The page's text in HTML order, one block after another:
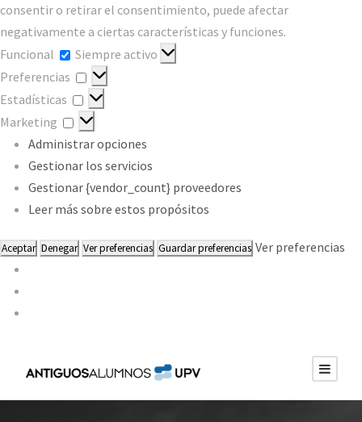
consentir o retirar el consentimiento, puede afectar
negativamente a ciertas características y funciones.
Funcional
Funcional
Siempre activo
Preferencias
Preferencias
Estadísticas
Estadísticas
Marketing
Marketing
Administrar opciones
Gestionar los servicios
Gestionar {vendor_count} proveedores
Leer más sobre estos propósitos
Aceptar Denegar Ver preferencias Guardar preferencias Ver preferencias